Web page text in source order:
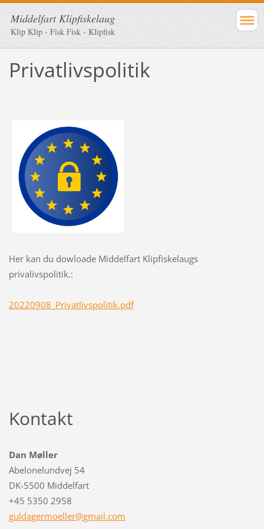
Middelfart Klipfiskelaug
Klip Klip - Fisk Fisk - Klipfisk
Privatlivspolitik
Her kan du dowloade Middelfart Klipfiskelaugs
privalivspolitik.:
20220908_Privatlivspolitik.pdf
Kontakt
Dan Møller
Abelonelundvej 54
DK-5500 Middelfart
+45 5350 2958
guldagermoeller@gmail.com